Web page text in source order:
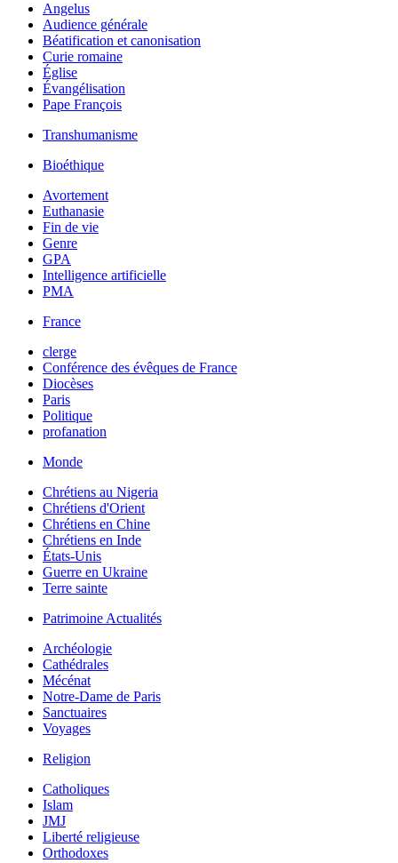
Angelus
Audience générale
Béatification et canonisation
Curie romaine
Église
Évangélisation
Pape François
Transhumanisme
Bioéthique
Avortement
Euthanasie
Fin de vie
Genre
GPA
Intelligence artificielle
PMA
France
clerge
Conférence des évêques de France
Diocèses
Paris
Politique
profanation
Monde
Chrétiens au Nigeria
Chrétiens d'Orient
Chrétiens en Chine
Chrétiens en Inde
États-Unis
Guerre en Ukraine
Terre sainte
Patrimoine Actualités
Archéologie
Cathédrales
Mécénat
Notre-Dame de Paris
Sanctuaires
Voyages
Religion
Catholiques
Islam
JMJ
Liberté religieuse
Orthodoxes